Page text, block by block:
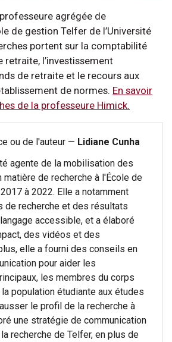
agrégée de
de gestion Telfer de l’Université
portent sur la comptabilité
retraite, l’investissement
de retraite et le recours aux
de normes. En savoir
de la professeure Himick.
ou de l'auteur — Lidiane Cunha
agente de la mobilisation des
matière de recherche à l'École de
à 2022. Elle a notamment
de recherche et des résultats
accessible, et a élaboré
des vidéos et des
elle a fourni des conseils en
pour aider les
les membres du corps
population étudiante aux études
le profil de la recherche à
une stratégie de communication
recherche de Telfer, en plus de